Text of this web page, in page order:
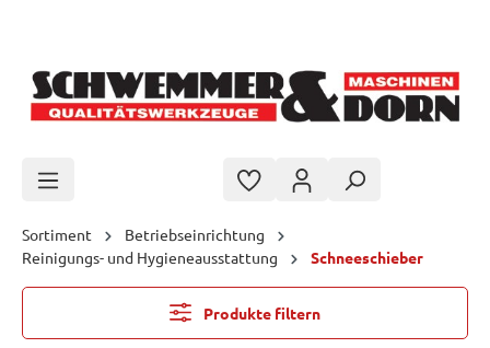
Sortiment
Betriebseinrichtung
Reinigungs- und Hygieneausstattung
Schneeschieber
Produkte filtern